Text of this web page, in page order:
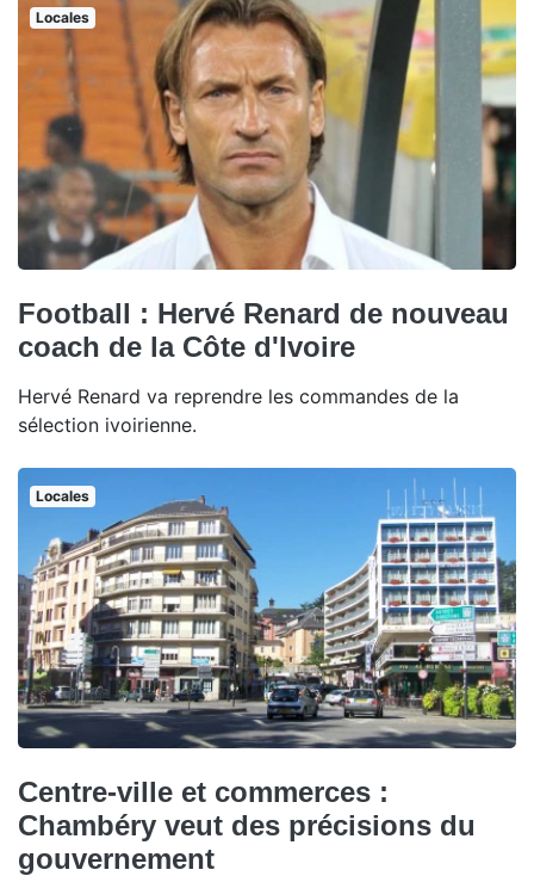
Locales
Football : Hervé Renard de nouveau
coach de la Côte d'Ivoire
Hervé Renard va reprendre les commandes de la
sélection ivoirienne.
Locales
Centre-ville et commerces :
Chambéry veut des précisions du
gouvernement